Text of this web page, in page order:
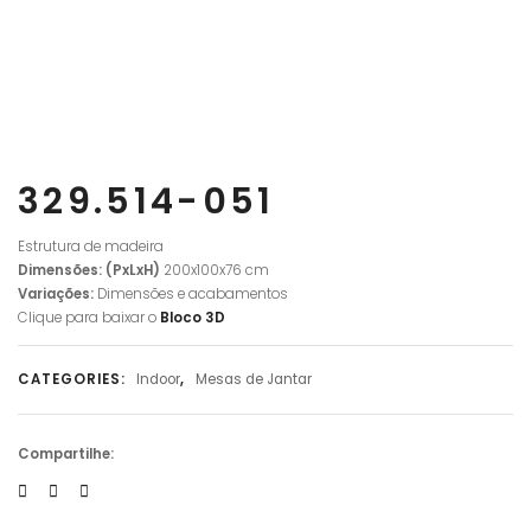
329.514-051
Estrutura de madeira
Dimensões: (PxLxH) 200x100x76 cm
Variações: Dimensões e acabamentos
Clique para baixar o Bloco 3D
CATEGORIES: Indoor, Mesas de Jantar
Compartilhe: